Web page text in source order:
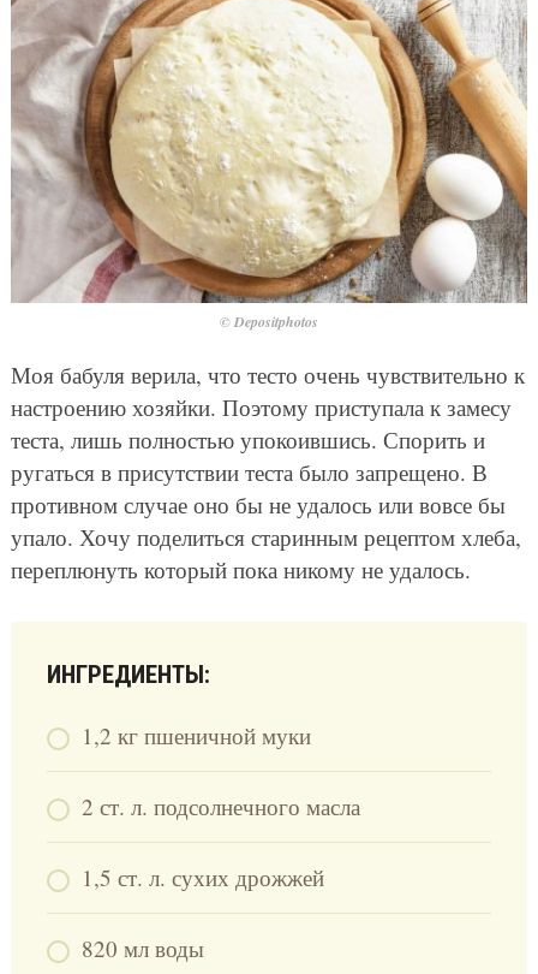
© Depositphotos
Моя бабуля верила, что тесто очень чувствительно к
настроению хозяйки. Поэтому приступала к замесу
теста, лишь полностью упокоившись. Спорить и
ругаться в присутствии теста было запрещено. В
противном случае оно бы не удалось или вовсе бы
упало. Хочу поделиться старинным рецептом хлеба,
переплюнуть который пока никому не удалось.
ИНГРЕДИЕНТЫ:
1,2 кг пшеничной муки
2 ст. л. подсолнечного масла
1,5 ст. л. сухих дрожжей
820 мл воды